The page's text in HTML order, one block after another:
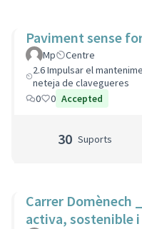
Paviment sense
Mp
Centre
2.6 Impulsar el
neteja de clavegueres
0
0 Accepted
30 Suports
Carrer Domènech
activa, sostenible